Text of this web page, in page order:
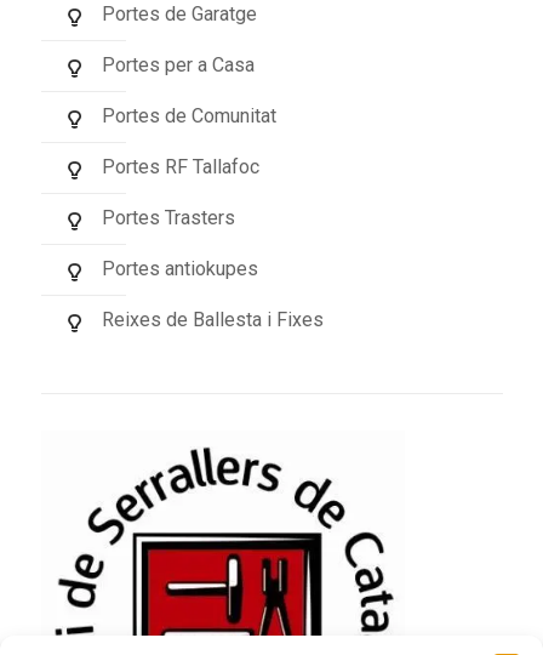
Portes de Garatge
Portes per a Casa
Portes de Comunitat
Portes RF Tallafoc
Portes Trasters
Portes antiokupes
Reixes de Ballesta i Fixes